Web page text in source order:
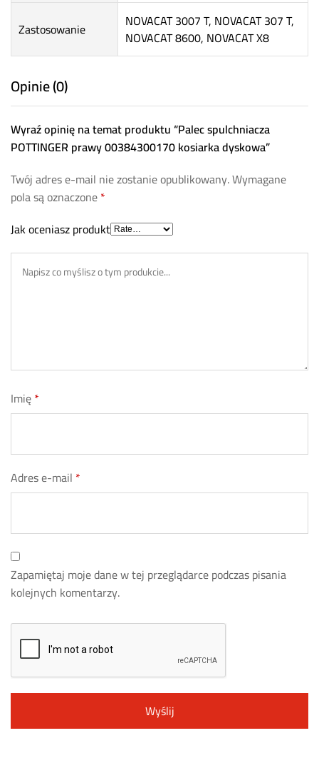
Zastosowanie
NOVACAT 3007 T, NOVACAT 307 T,
NOVACAT 8600, NOVACAT X8
Opinie (0)
Wyraź opinię na temat produktu “Palec spulchniacza
POTTINGER prawy 00384300170 kosiarka dyskowa”
Twój adres e-mail nie zostanie opublikowany.Wymagane
pola są oznaczone*
Jak oceniasz produkt
Imię*
Adres e-mail *
Zapamiętaj moje dane w tej przeglądarce podczas pisania
kolejnych komentarzy.